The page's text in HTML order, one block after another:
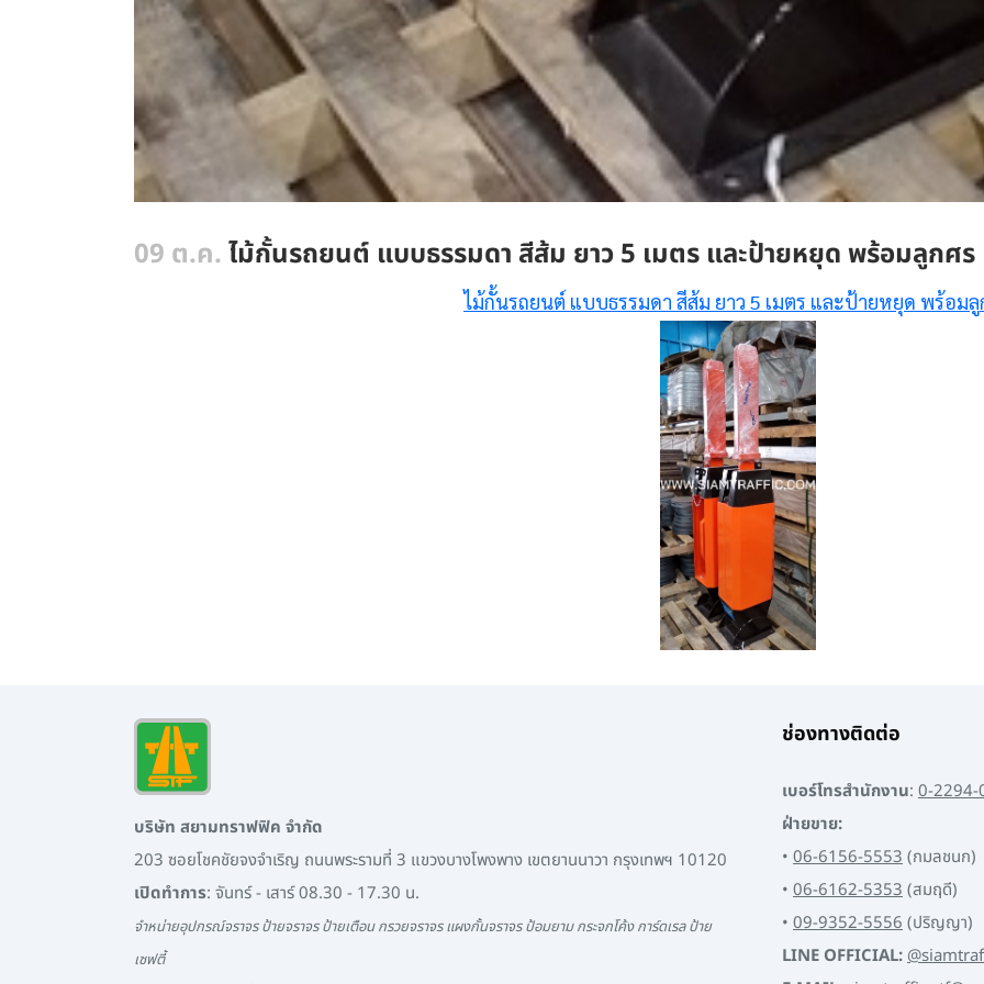
09 ต.ค.ไม้กั้นรถยนต์ แบบธรรมดา สีส้ม ยาว 5 เมตร และป้ายหยุด พร้อมลูกศร
ไม้กั้นรถยนต์ แบบธรรมดา สีส้ม ยาว 5 เมตร และป้ายหยุด พร้อม
บริษัท สยามทราฟฟิค จำกัด
203 ซอยโชคชัยจงจำเริญ ถนนพระรามที่ 3 แขวงบางโพงพาง เขตยานนาวา กรุงเทพฯ 10120
เปิดทำการ: จันทร์ - เสาร์ 08.30 - 17.30 น.
จำหน่ายอุปกรณ์จราจร ป้ายจราจร ป้ายเตือน กรวยจราจร แผงกั้นจราจร ป้อมยาม กระจกโค้ง การ์ดเรล ป้าย
เซฟตี้
ช่องทางติดต่อ
เบอร์โทรสำนักงาน: 0-
ฝ่ายขาย:
• 06-6156-5553(กมลชนก)
• 06-6162-5353(สมฤดี)
• 09-9352-5556(ปริญญา)
LINE OFFICIAL: